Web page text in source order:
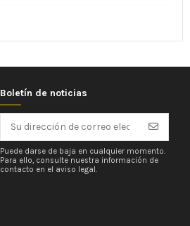
Boletín de noticias
Puede darse de baja en cualquier momento.
Para ello, consulte nuestra información de
contacto en el aviso legal.